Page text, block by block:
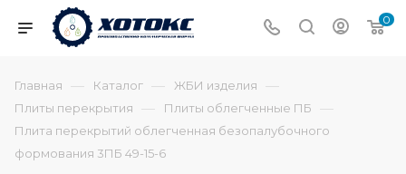
0
Главная — Каталог — ЖБИ изделия —
Плиты перекрытия — Плиты облегченные ПБ —
Плита перекрытий облегченная безопалубочного
формования 3ПБ 49-15-6